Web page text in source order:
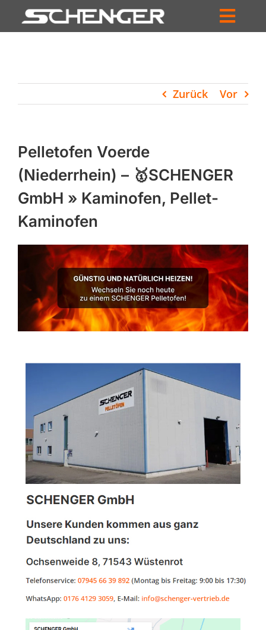
Inhalt
HÄNDLERSUCHE
UNTERNEHMEN
PROFIL
WARENKORB
PRODUCTS
SEARCH
Zurück Vor
Pelletofen Voerde
(Niederrhein) – 🥇SCHENGER
GmbH » Kaminofen, Pellet-
Kaminofen